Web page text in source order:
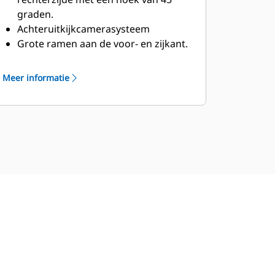
Handige, responsieve
elektrohydraulische
bedieningselementen verhogen de
productiviteit van de machinist.
graden.
Achteruitkijkcamerasysteem
Grote ramen aan de voor- en zijkant.
lagere geluidsniveaus.
Meer informatie